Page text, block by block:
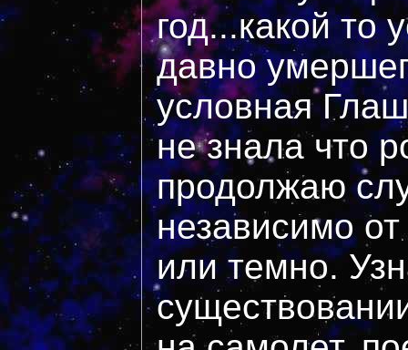
год...какой то
давно
условная
не знала что
продолжаю
независимо
или темно.